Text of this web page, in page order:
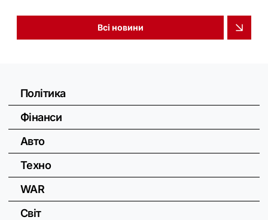
Всі новини
Політика
Фінанси
Авто
Техно
WAR
Світ